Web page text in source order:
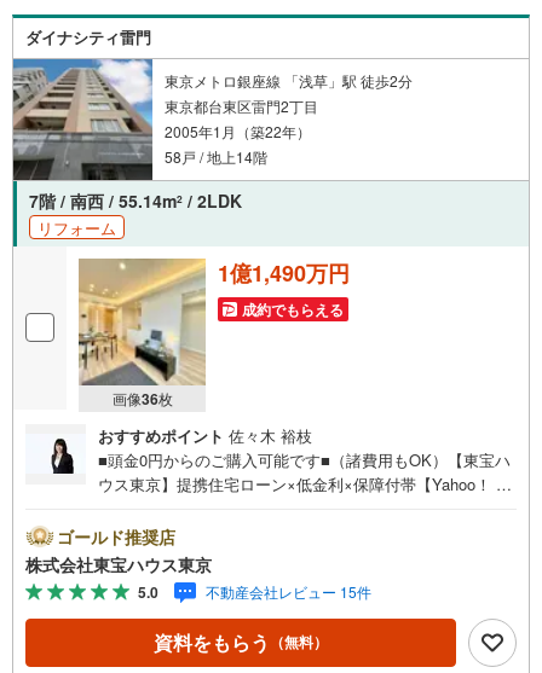
ダイナシティ雷門
東京メトロ銀座線 「浅草」駅 徒歩2分
東京都台東区雷門2丁目
2005年1月（築22年）
58戸 / 地上14階
7階 / 南西 / 55.14m2 / 2LDK
リフォーム
画像36枚
1億1,490万円
成約でもらえる
おすすめポイント 佐々木 裕枝
■頭金0円からのご購入可能です■（諸費用もOK）【東宝ハ
ウス東京】提携住宅ローン×低金利×保障付帯【Yahoo！ 不
ayボーナスライトがもらえる「Yahoo！ 不動産 物件ご成約
キャンペーン」の対象になります。「資料をもらう」「見
学予約をする」ボタンからお問い合わせください。※必ずY
ahoo！ JAPAN IDでログインしてください。※PayPayボー
ナスライトは出金と譲渡はできません。ご案内・詳細な資
料のご請求はお気軽にどうぞ♪お電話でのお問い合わせも
ゴールド推奨店
株式会社東宝ハウス東京
5.0 不動産会社レビュー 15件
資料をもらう （無料）